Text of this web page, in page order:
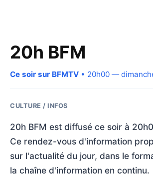
20h BFM
Ce soir sur BFMTV • 20h00 —
CULTURE / INFOS
20h BFM est diffusé ce soir à
Ce rendez-vous d'information
sur l'actualité du jour, dans le
la chaîne d'information en continu.